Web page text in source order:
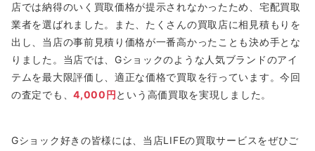
店では納得のいく買取価格が提示されなかったため、宅配買取
業者を選ばれました。また、たくさんの買取店に相見積もりを
出し、当店の事前見積り価格が一番高かったことも決め手とな
りました。当店では、Gショックのような人気ブランドのアイ
テムを最大限評価し、適正な価格で買取を行っています。今回
の査定でも、4,000円という高価買取を実現しました。
Gショック好きの皆様には、当店LIFEの買取サービスをぜひご